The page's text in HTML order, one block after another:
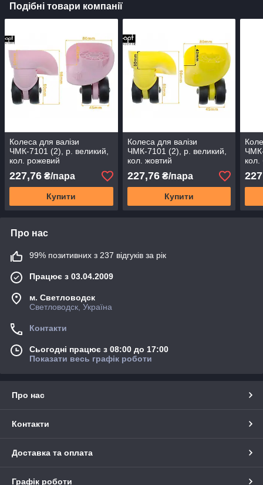
Подібні товари компанії
Колеса для валізи
ЧМК-7101 (2), р. великий,
кол. рожевий
227,76 ₴/пара
Купити
Колеса для валізи
ЧМК-7101 (2), р. великий,
кол. жовтий
227,76₴/пара
Купити
кол.
Про нас
99% позитивних з 237 відгуків за рік
Працює з 03.04.2009
м. Светловодск
Светловодск, Україна
Контакти
Сьогодні працює з 08:00 до 17:00
Показати весь графік роботи
Про нас
Контакти
Доставка та оплата
Графік роботи